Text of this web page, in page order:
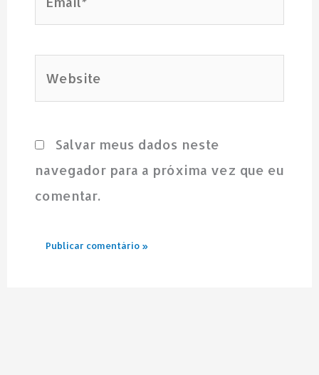
Salvar meus dados neste
navegador para a próxima vez que eu
comentar.